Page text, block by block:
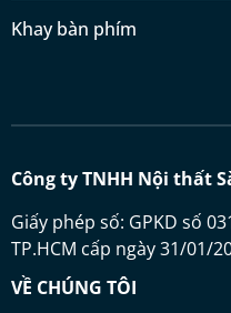
Khay bàn phím
Công ty TNHH Nội thất
Giấy phép số: GPKD số
TP.HCM cấp ngày 31/01/
VỀ CHÚNG TÔI